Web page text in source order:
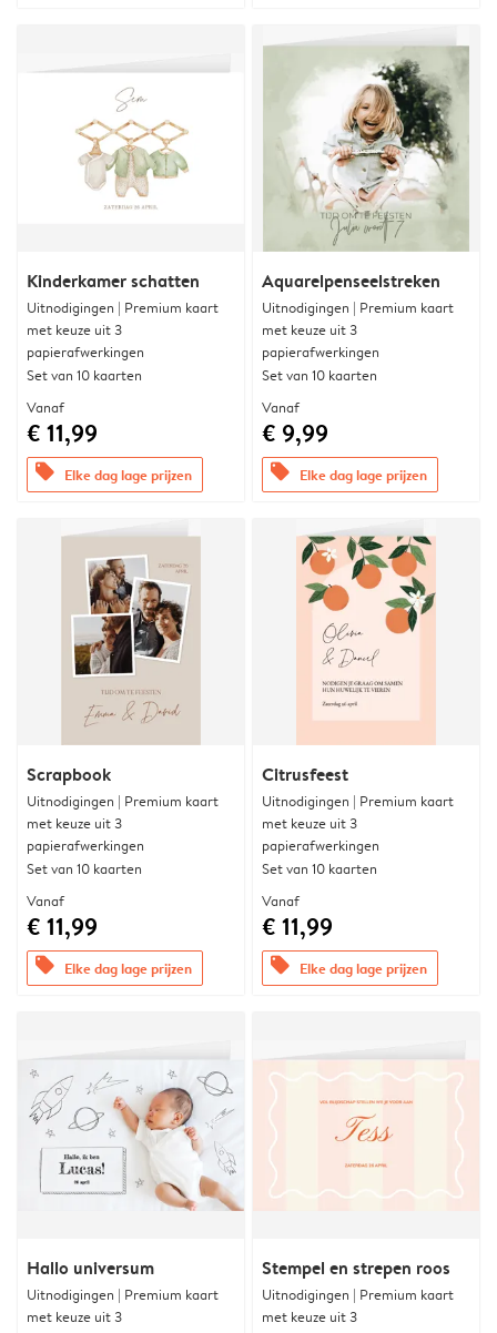
Kinderkamer schatten
Uitnodigingen | Premium kaart
met keuze uit 3
papierafwerkingen
Set van 10 kaarten
Vanaf
€ 11,99
offers Elke dag lage prijzen
Aquarelpenseelstreken
Uitnodigingen | Premium kaart
met keuze uit 3
papierafwerkingen
Set van 10 kaarten
Vanaf
€ 9,99
offers Elke dag lage prijzen
Scrapbook
Uitnodigingen | Premium kaart
met keuze uit 3
papierafwerkingen
Set van 10 kaarten
Vanaf
€ 11,99
offers Elke dag lage prijzen
Citrusfeest
Uitnodigingen | Premium kaart
met keuze uit 3
papierafwerkingen
Set van 10 kaarten
Vanaf
€ 11,99
offers Elke dag lage prijzen
Hallo universum
Uitnodigingen | Premium kaart
met keuze uit 3
Stempel en strepen roos
Uitnodigingen | Premium kaart
met keuze uit 3